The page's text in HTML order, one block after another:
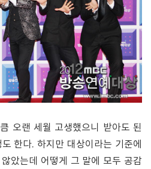
오랜 세월 고생했으니 받아도 된
한다. 하지만 대상이라는 기준에
았는데 어떻게 그 말에 모두 공감